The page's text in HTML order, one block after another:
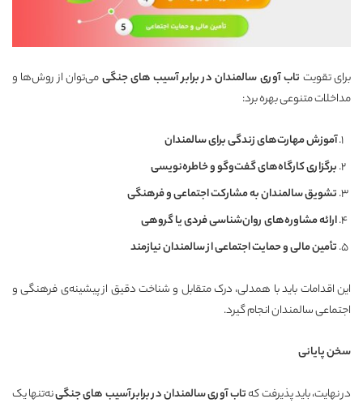
برای تقویت تاب آوری سالمندان در برابر آسیب های جنگیمی‌توان از روش‌ها و
مداخلات متنوعی بهره برد:
آموزش مهارت‌های زندگی برای سالمندان
برگزاری کارگاه‌های گفت‌وگو و خاطره‌نویسی
تشویق سالمندان به مشارکت اجتماعی و فرهنگی
ارائه مشاوره‌های روان‌شناسی فردی یا گروهی
تأمین مالی و حمایت اجتماعی از سالمندان نیازمند
این اقدامات باید با همدلی، درک متقابل و شناخت دقیق از پیشینه‌ی فرهنگی و
اجتماعی سالمندان انجام گیرد.
سخن پایانی
در نهایت، باید پذیرفت کهتاب آوری سالمندان در برابر آسیب های جنگینه‌تنها یک